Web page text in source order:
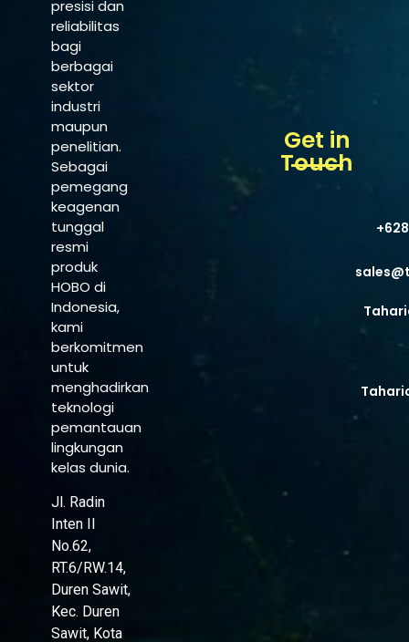
presisi dan
reliabilitas
bagi
berbagai
sektor
industri
maupun
penelitian.
Sebagai
pemegang
keagenan
tunggal
resmi
produk
HOBO di
Indonesia,
kami
berkomitmen
untuk
menghadirkan
teknologi
pemantauan
lingkungan
kelas dunia.
Jl. Radin
Inten II
No.62,
RT.6/RW.14,
Duren Sawit,
Kec. Duren
Sawit, Kota
Get in
Touch